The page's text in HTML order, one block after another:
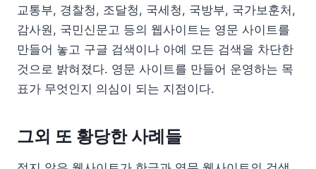
교통부, 경찰청, 조달청, 국세청, 국방부, 국가보훈처,
감사원, 국민신문고 등의 웹사이트는 영문 사이트를
만들어 놓고 구글 검색이나 아예 모든 검색을 차단한
것으로 밝혀졌다. 영문 사이트를 만들어 운영하는 목
표가 무엇인지 의심이 되는 지점이다.
그외 또 황당한 사례들